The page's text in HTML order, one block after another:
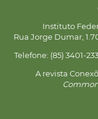
Instituto
Rua Jorge Dumar,
Telefone: (85) 3401-
A revista